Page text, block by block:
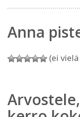
Anna
(ei